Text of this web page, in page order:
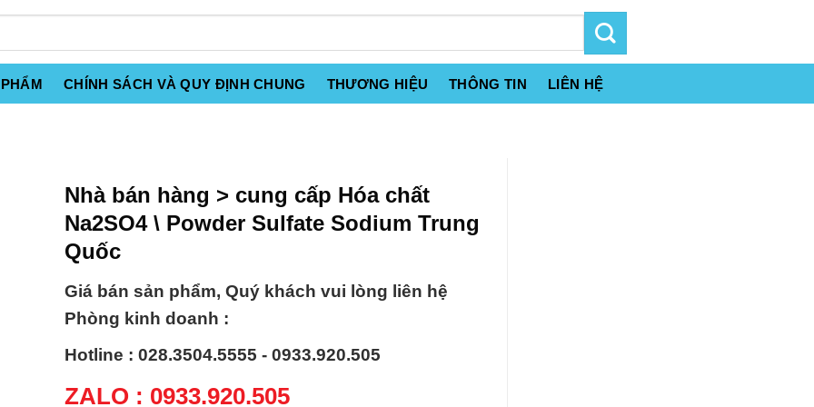
CHÍNH SÁCH VÀ QUY ĐỊNH CHUNG THƯƠNG HIỆU THÔNG TIN LIÊN HỆ
Nhà bán hàng > cung cấp Hóa chất
Na2SO4 \ Powder Sulfate Sodium Trung
Quốc
Giá bán sản phẩm, Quý khách vui lòng liên hệ
Phòng kinh doanh :
Hotline : 028.3504.5555 - 0933.920.505
ZALO : 0933.920.505